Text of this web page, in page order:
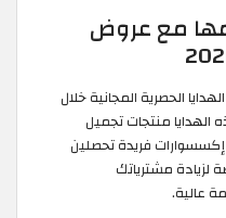
مع عروض
الحصرية المجانية خلال
منتجات تجميل
فريدة تحصلين
مشترياتك
عالية.